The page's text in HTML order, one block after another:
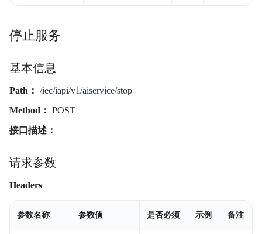
停止服务
基本信息
Path： /iec/iapi/v1/aiservice/stop
Method： POST
接口描述：
请求参数
Headers
参数名称 参数值 是否必须 示例 备注